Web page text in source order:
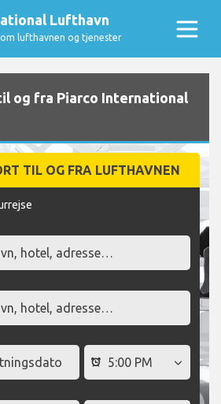
Lufthavn
lufthavnen og tjenester
og fra Piarco International
TIL OG FRA LUFTHAVNEN